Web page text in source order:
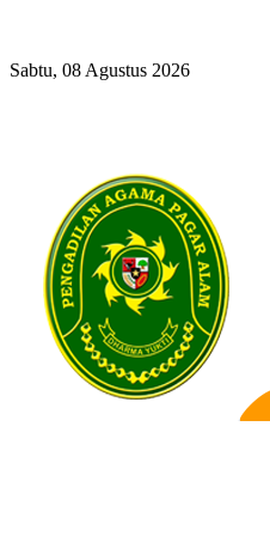
Sabtu, 08 Agustus 2026